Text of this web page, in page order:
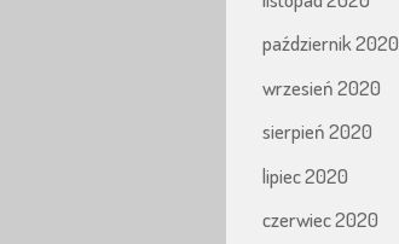
październik 2020
wrzesień 2020
sierpień 2020
lipiec 2020
czerwiec 2020